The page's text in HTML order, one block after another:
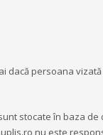
persoana
stocate în baza
nu este